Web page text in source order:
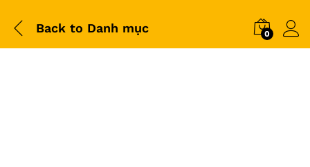
Back to Danh mục 0